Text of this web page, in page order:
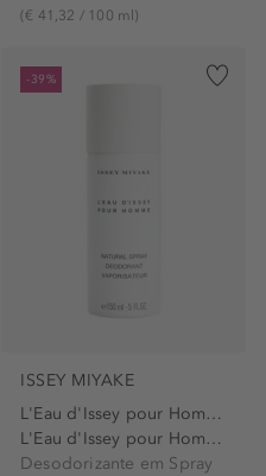
(€ 41,32 / 100 ml)
-39%
ISSEY MIYAKE
L'Eau d'Issey pour Homme
L'Eau d'Issey pour Homme...
Desodorizante em Spray